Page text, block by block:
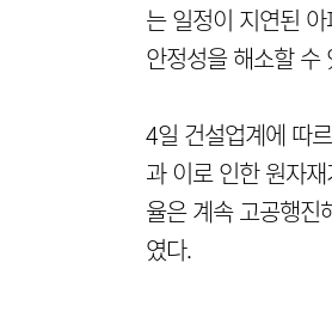
는 일정이 지연된
안정성을 해소할 수
4일 건설업계에 따
과 이로 인한 원자
율은 계속 고공행진
였다.